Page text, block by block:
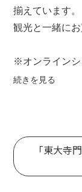
揃えています。
観光と一緒に
※オンラインシ
▶ https://
続きを見る
「東大寺